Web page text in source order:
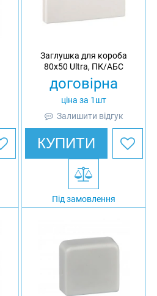
Заглушка для короба
80х50 Ultra, ПК/АБС
договірна
ціна за 1шт
Залишити відгук
КУПИТИ
Під замовлення